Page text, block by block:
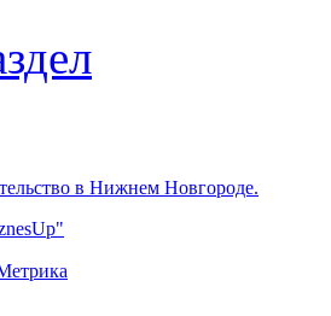
в Нижнем Новгороде.